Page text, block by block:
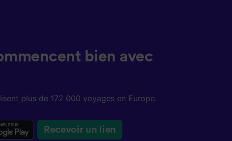
bien avec
plus de 172 000 voyages en Europe.
Recevoir un lien